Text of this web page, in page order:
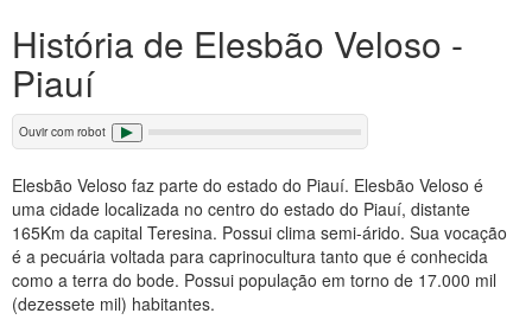
História de Elesbão Veloso -
Piauí
Ouvir com robot
Elesbão Veloso faz parte do estado do Piauí. Elesbão Veloso é
uma cidade localizada no centro do estado do Piauí, distante
165Km da capital Teresina. Possui clima semi-árido. Sua vocação
é a pecuária voltada para caprinocultura tanto que é conhecida
como a terra do bode. Possui população em torno de 17.000 mil
(dezessete mil) habitantes.